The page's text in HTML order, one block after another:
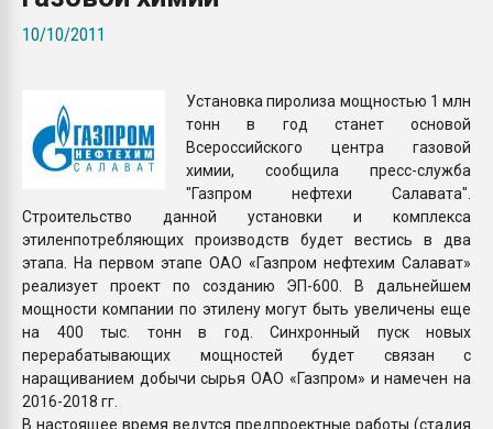
10/10/2011
Установка пиролиза мощностью 1 млн
тонн в год станет основой
Всероссийского центра газовой
химии, сообщила пресс-служба
"Газпром нефтехи Салавата".
Строительство данной установки и комплекса
этиленпотребляющих производств будет вестись в два
этапа. На первом этапе ОАО «Газпром нефтехим Салават»
реализует проект по созданию ЭП-600. В дальнейшем
мощности компании по этилену могут быть увеличены еще
на 400 тыс. тонн в год. Синхронный пуск новых
перерабатывающих мощностей будет связан с
наращиванием добычи сырья ОАО «Газпром» и намечен на
2016-2018 гг.
В настоящее время ведутся предпроектные работы (стадия